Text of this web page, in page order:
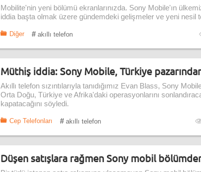
Mobilite'nin yeni bölümü ekranlarınızda. Sony Mobile'ın
iddia başta olmak üzere gündemdeki gelişmeler ve yeni nesil
Diğer # akıllı telefon
Müthiş iddia: Sony Mobile, Türkiye
Akıllı telefon sızıntılarıyla tanıdığımız Evan Blass, Sony
Orta Doğu, Türkiye ve Afrika'daki operasyonlarını
kapatacağını söyledi.
Cep Telefonları # akıllı telefon
Düşen satışlara rağmen Sony mobil